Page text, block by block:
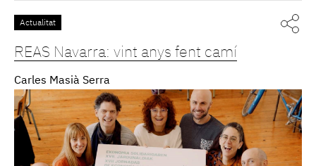
Actualitat
REAS Navarra: vint anys fent camí
Carles Masià Serra